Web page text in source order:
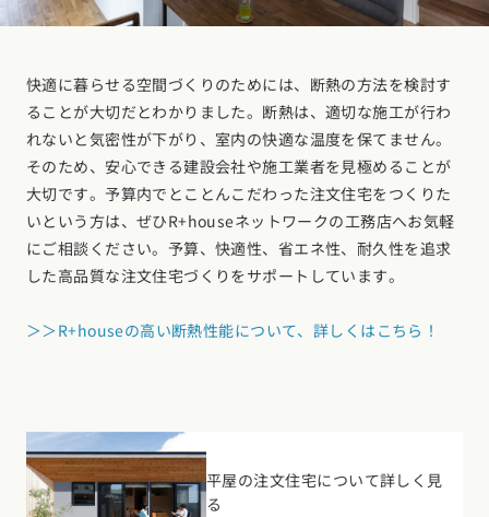
快適に暮らせる空間づくりのためには、断熱の方法を検討す
ることが大切だとわかりました。断熱は、適切な施工が行わ
れないと気密性が下がり、室内の快適な温度を保てません。
そのため、安心できる建設会社や施工業者を見極めることが
大切です。予算内でとことんこだわった注文住宅をつくりた
いという方は、ぜひR+houseネットワークの工務店へお気軽
にご相談ください。予算、快適性、省エネ性、耐久性を追求
した高品質な注文住宅づくりをサポートしています。
＞＞R+houseの高い断熱性能について、詳しくはこちら！
平屋の注文住宅について詳しく見
る